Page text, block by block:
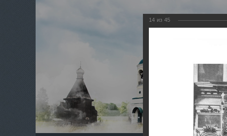
14 из 45